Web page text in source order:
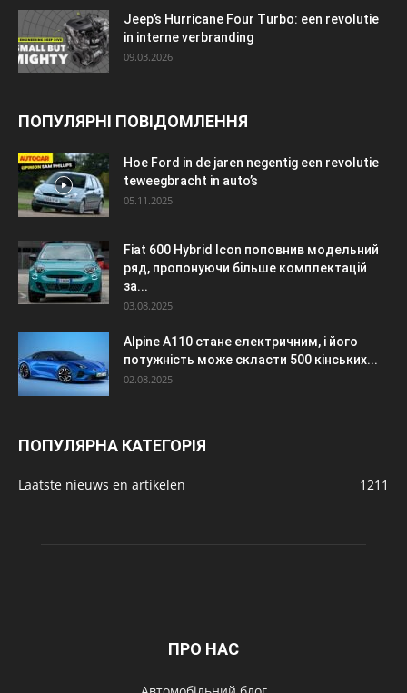
Jeep’s Hurricane Four Turbo: een revolutie
in interne verbranding
09.03.2026
ПОПУЛЯРНІ ПОВІДОМЛЕННЯ
Hoe Ford in de jaren negentig een revolutie
teweegbracht in auto’s
05.11.2025
Fiat 600 Hybrid Icon поповнив модельний
ряд, пропонуючи більше комплектацій
за...
03.08.2025
Alpine A110 стане електричним, і його
потужність може скласти 500 кінських...
02.08.2025
ПОПУЛЯРНА КАТЕГОРІЯ
Laatste nieuws en artikelen 1211
ПРО НАС